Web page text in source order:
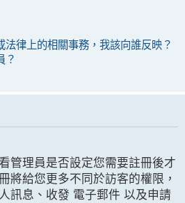
法律上的相關事務，我該向誰反映？
？
管理員是否設定您需要註冊後才
將給您更多不同於訪客的權限，
訊息、收發 電子郵件 以及申請